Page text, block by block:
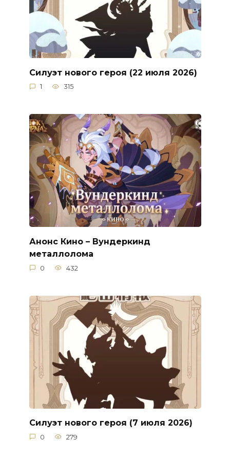
Силуэт нового героя (22 июля 2026)
1 315
Анонс Кино – Вундеркинд
металлолома
0 432
Силуэт нового героя (7 июля 2026)
0 279